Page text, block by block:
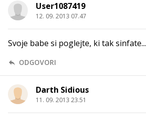
User1087419
12. 09. 2013 07.47
Svoje babe si poglejte, ki tak sinfate...
ODGOVORI
Darth Sidious
11. 09. 2013 23.51